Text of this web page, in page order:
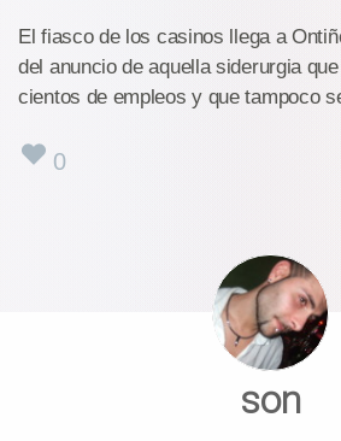
El fiasco de los casinos llega a
del anuncio de aquella siderurgia
cientos de empleos y que tampoco
0
son